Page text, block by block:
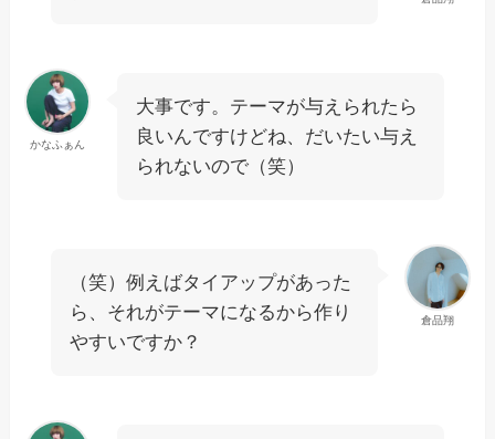
かなふぁん
大事です。テーマが与えられたら
良いんですけどね、だいたい与え
られないので（笑）
倉品翔
（笑）例えばタイアップがあった
ら、それがテーマになるから作り
やすいですか？